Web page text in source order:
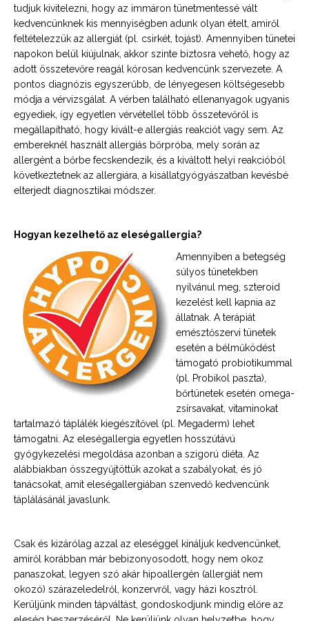
tudjuk kivitelezni, hogy az immáron tünetmentessé vált
kedvencünknek kis mennyiségben adunk olyan ételt, amiről
feltételezzük az allergiát (pl. csirkét, tojást). Amennyiben tünetei
napokon belül kiújulnak, akkor szinte biztosra vehető, hogy az
adott összetevőre reagál kórosan kedvencünk szervezete. A
pontos diagnózis egyszerűbb, de lényegesen költségesebb
módja a vérvizsgálat. A vérben található ellenanyagok ugyanis
egyediek, így egyetlen vérvétellel több összetevőről is
megállapítható, hogy kivált-e allergiás reakciót vagy sem. Az
embereknél használt allergiás bőrpróba, mely során az
allergént a bőrbe fecskendezik, és a kiváltott helyi reakcióból
következtetnek az allergiára, a kisállatgyógyászatban kevésbé
elterjedt diagnosztikai módszer.
Hogyan kezelhető az eleségallergia?
Amennyiben a betegség
súlyos tünetekben
nyilvánul meg, szteroid
kezelést kell kapnia az
állatnak. A terápiát
emésztőszervi tünetek
esetén a bélműködést
támogató probiotikummal
(pl. Probikol paszta),
bőrtünetek esetén omega-
zsírsavakat, vitaminokat
tartalmazó táplálék kiegészítővel (pl. Megaderm) lehet
támogatni. Az eleségallergia egyetlen hosszútávú
gyógykezelési megoldása azonban a szigorú diéta. Az
alábbiakban összegyűjtöttük azokat a szabályokat, és jó
tanácsokat, amit eleségallergiában szenvedő kedvencünk
táplálásánál javaslunk.
Csak és kizárólag azzal az eleséggel kínáljuk kedvencünket,
amiről korábban már bebizonyosodott, hogy nem okoz
panaszokat, legyen szó akár hipoallergén (allergiát nem
okozó) szárazeledelről, konzervről, vagy házi kosztról.
Kerüljünk minden tápváltást, gondoskodjunk mindig előre az